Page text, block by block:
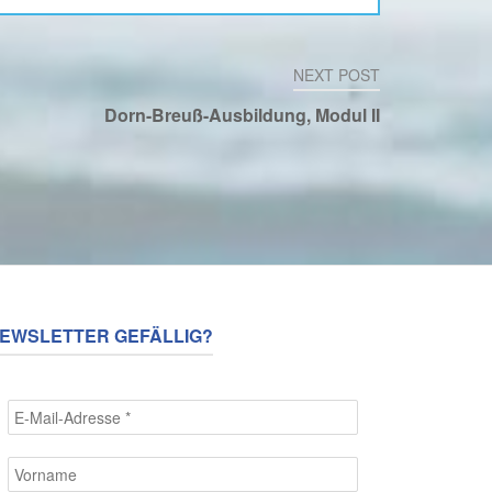
NEXT POST
Dorn-Breuß-Ausbildung, Modul II
GEFÄLLIG?